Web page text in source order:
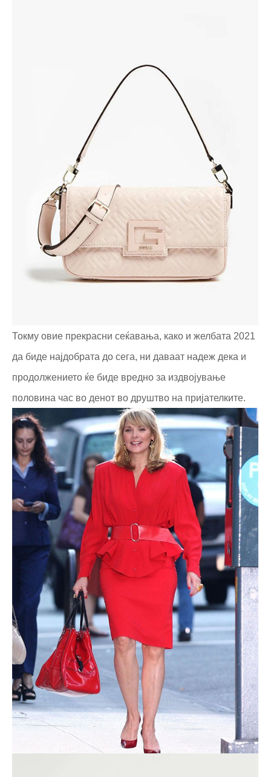
Токму овие прекрасни сеќавања, како и желбата 2021
да биде најдобрата до сега, ни даваат надеж дека и
продолжението ќе биде вредно за издвојување
половина час во денот во друштво на пријателките.